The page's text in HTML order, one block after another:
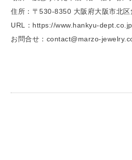
住所：〒530-8350 大阪府大阪市北
URL：https://www.hankyu-dept.co.jp
お問合せ：contact@marzo-